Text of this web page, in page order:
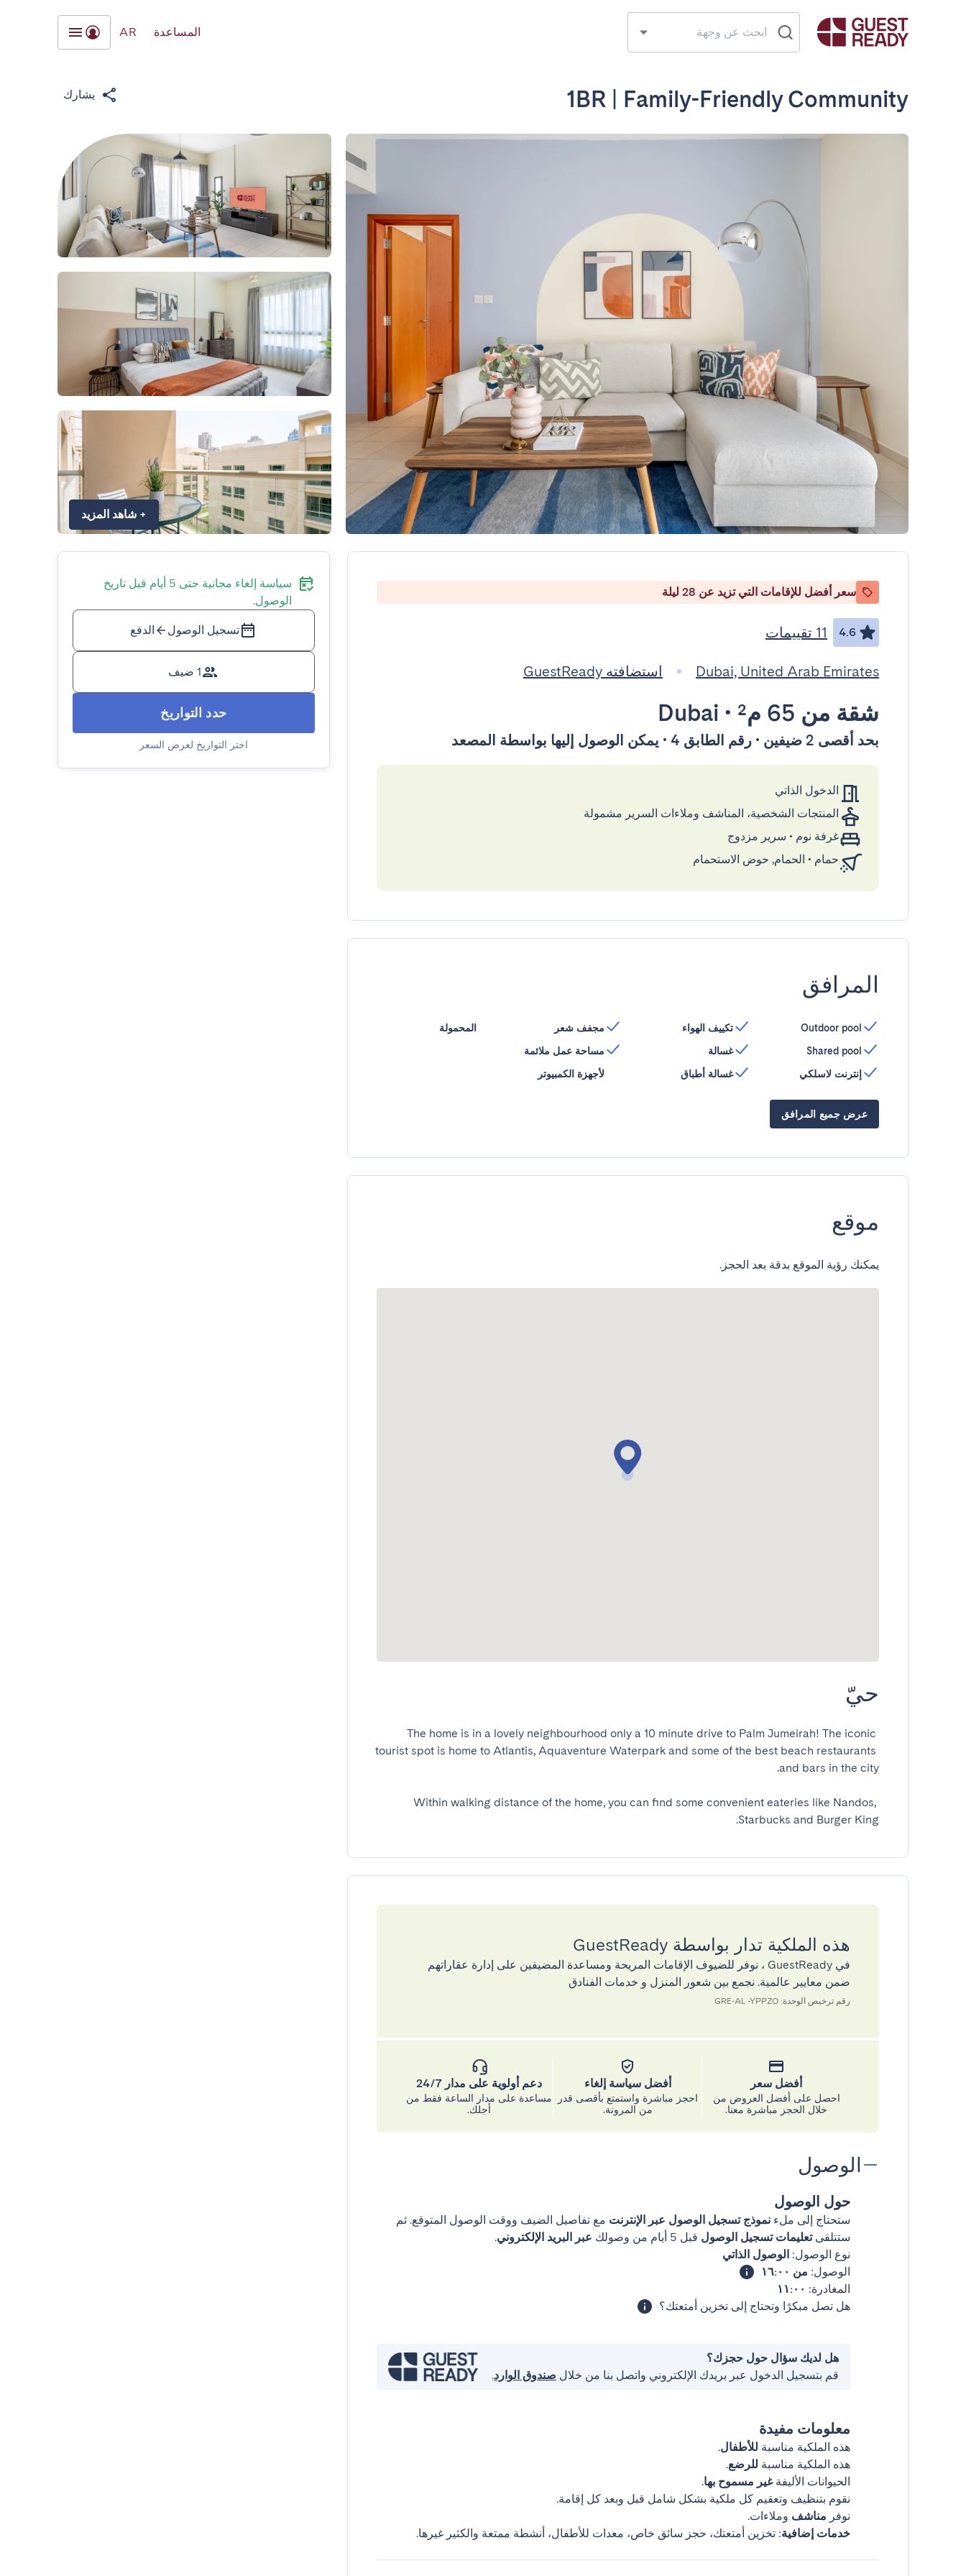
المساعدة AR
1BR | Family-Friendly Community يشارك
+ شاهد المزيد
سعر أفضل للإقامات التي تزيد عن 28 ليلة
4.6 11 تقييمات
Dubai, United Arab Emirates استضافته GuestReady
شقة من 65 م² •
Dubai
بحد أقصى 2 ضيفين • رقم الطابق 4 • يمكن الوصول إليها بواسطة المصعد
الدخول الذاتي
المنتجات الشخصية، المناشف وملاءات السرير مشمولة
غرفة نوم • سرير مزدوج
حمام • الحمام, حوض الاستحمام
المرافق
Outdoor pool
Shared pool
إنترنت لاسلكي
تكييف الهواء
غسالة
غسالة أطباق
مجفف شعر
مساحة عمل ملائمة
لأجهزة الكمبيوتر
المحمولة
عرض جميع المرافق
موقع
يمكنك رؤية الموقع بدقة بعد الحجز.
حيّ
The home is in a lovely neighbourhood only a 10 minute drive to Palm Jumeirah! The iconic
tourist spot is home to Atlantis, Aquaventure Waterpark and some of the best beach restaurants
Within walking distance of the home, you can find some convenient eateries like Nandos,
Starbucks and Burger King.
هذه الملكية تدار بواسطة GuestReady
في GuestReady ، نوفر للضيوف الإقامات المريحة ومساعدة المضيفين على إدارة عقاراتهم
ضمن معايير عالمية. نجمع بين شعور المنزل و خدمات الفنادق
رقم ترخيص الوحدة: GRE-AL -YPPZO
أفضل سعر
احصل على أفضل العروض من
خلال الحجز مباشرة معنا.
أفضل سياسة إلغاء
احجز مباشرة واستمتع بأقصى قدر
من المرونة.
دعم أولوية على مدار 24/7
مساعدة على مدار الساعة فقط من
أجلك.
الوصول
حول الوصول
ستحتاج إلى ملء نموذج تسجيل الوصول عبر الإنترنت مع تفاصيل الضيف ووقت الوصول المتوقع. ثم
ستتلقىتعليمات تسجيل الوصول قبل 5 أيام من وصولك عبر البريد الإلكتروني.
نوع الوصول: الوصول الذاتي
الوصول: من ١٦:٠٠
المغادرة: ١١:٠٠
هل تصل مبكرًا وتحتاج إلى تخزين أمتعتك؟
هل لديك سؤال حول حجزك؟
قم بتسجيل الدخول عبر بريدك الإلكتروني واتصل بنا من خلال صندوق الوارد.
معلومات مفيدة
هذه الملكية مناسبة للأطفال.
هذه الملكية مناسبة للرضع.
الحيوانات الأليفةغير مسموح بها.
نقوم بتنظيف وتعقيم كل ملكية بشكل شامل قبل وبعد كل إقامة.
نوفر مناشف وملاءات.
خدمات إضافية: تخزين أمتعتك، حجز سائق خاص، معدات للأطفال، أنشطة ممتعة والكثير غيرها.
سياسة إلغاء مجانية حتى 5 أيام قبل تاريخ
الوصول.
تسجيل الوصول الدفع
1 ضيف
حدد التواريخ
اختر التواريخ لعرض السعر